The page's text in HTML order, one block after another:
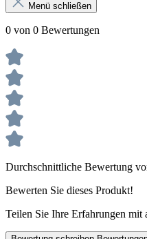
Menü schließen
0 von 0 Bewertungen
Durchschnittliche Bewertung
Bewerten Sie dieses Produkt!
Teilen Sie Ihre Erfahrungen mit